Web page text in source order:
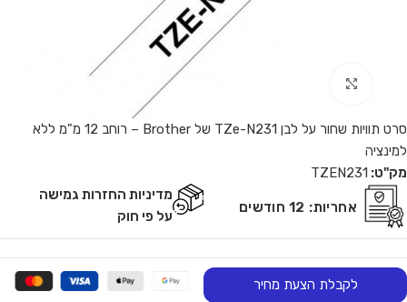
סרט תוויות שחור על לבן TZe-N231 של Brother – רוחב 12 מ"מ ללא
למינציה
מק"ט: TZEN231
אחריות: 12 חודשים
מדיניות החזרות גמישה
על פי חוק
לקבלת הצעת מחיר